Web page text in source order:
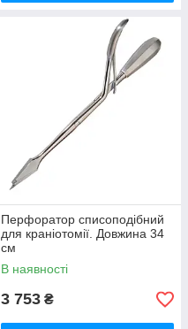
Перфоратор списоподібний
для краніотомії. Довжина 34
см
В наявності
3 753 ₴